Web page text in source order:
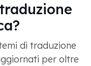
di traduzione
per oltre